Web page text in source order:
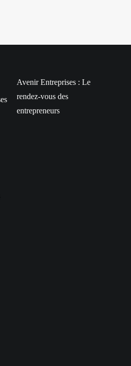
Avenir Entreprises : Le
rendez-vous des
entrepreneurs